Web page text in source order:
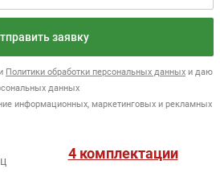
заявку
Политики обработки персональных данных и даю
данных
информационных, маркетинговых и рекламных
4 комплектации